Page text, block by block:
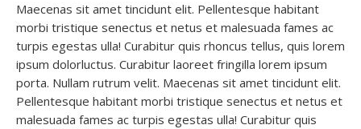
Maecenas sit amet tincidunt elit. Pellentesque habitant
morbi tristique senectus et netus et malesuada fames ac
turpis egestas ulla! Curabitur quis rhoncus tellus, quis lorem
ipsum dolorluctus. Curabitur laoreet fringilla lorem ipsum
porta. Nullam rutrum velit. Maecenas sit amet tincidunt elit.
Pellentesque habitant morbi tristique senectus et netus et
malesuada fames ac turpis egestas ulla! Curabitur quis